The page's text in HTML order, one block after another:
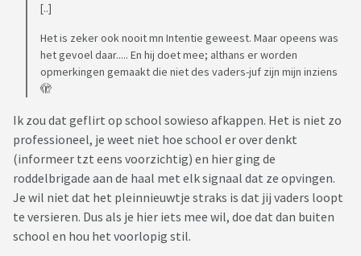
[..]
Het is zeker ook nooit mn Intentie geweest. Maar opeens was
het gevoel daar..... En hij doet mee; althans er worden
opmerkingen gemaakt die niet des vaders-juf zijn mijn inziens
🫣
Ik zou dat geflirt op school sowieso afkappen. Het is niet zo
professioneel, je weet niet hoe school er over denkt
(informeer tzt eens voorzichtig) en hier ging de
roddelbrigade aan de haal met elk signaal dat ze opvingen.
Je wil niet dat het pleinnieuwtje straks is dat jij vaders loopt
te versieren. Dus als je hier iets mee wil, doe dat dan buiten
school en hou het voorlopig stil.